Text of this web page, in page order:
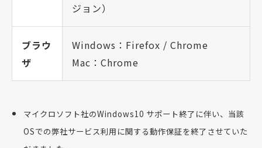
ジョン）
ブラウ
ザ
Windows：Firefox / Chrome
Mac：Chrome
マイクロソフト社のWindows10 サポート終了に伴い、当該
OSでの弊社サービス利用に関する動作保証を終了させていた